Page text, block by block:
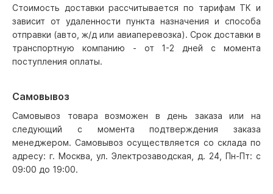
Стоимость доставки рассчитывается по тарифам ТК и
зависит от удаленности пункта назначения и способа
отправки (авто, ж/д или авиаперевозка). Срок доставки в
транспортную компанию - от 1-2 дней с момента
поступления оплаты.
Самовывоз
Самовывоз товара возможен в день заказа или на
следующий с момента подтверждения заказа
менеджером. Самовывоз осуществляется со склада по
адресу: г. Москва, ул. Электрозаводская, д. 24, Пн-Пт: с
09:00 до 19:00.